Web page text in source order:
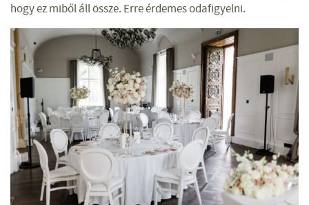
hogy ez miből áll össze. Erre érdemes odafigyelni.